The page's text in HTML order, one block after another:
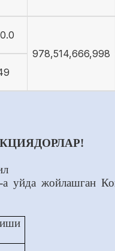
978,514,666,998
жойлашган